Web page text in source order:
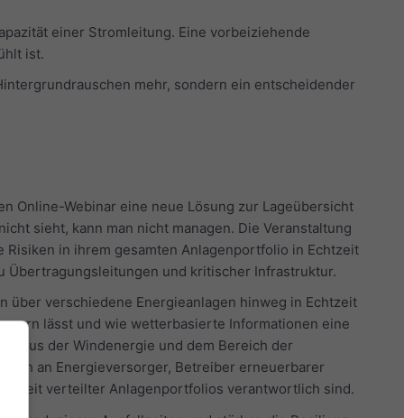
einer Stromleitung. Eine vorbeiziehende
ist.
mehr, sondern ein entscheidender
Online-Webinar eine neue Lösung zur Lageübersicht
sieht, kann man nicht managen. Die Veranstaltung
in ihrem gesamten Anlagenportfolio in Echtzeit
Übertragungsleitungen und kritischer Infrastruktur.
über verschiedene Energieanlagen hinweg in Echtzeit
lässt und wie wetterbasierte Informationen eine
aus der Windenergie und dem Bereich der
an Energieversorger, Betreiber erneuerbarer
verteilter Anlagenportfolios verantwortlich sind.